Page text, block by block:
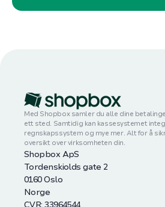
Med Shopbox samler du alle dine
ett sted. Samtidig kan kassesystemet
regnskapssystem og mye mer. Alt for å
oversikt over virksomheten din.
Shopbox ApS
Tordenskiolds gate 2
0160 Oslo
Norge